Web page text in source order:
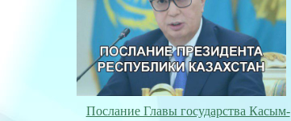
Послание Главы государства Касым-